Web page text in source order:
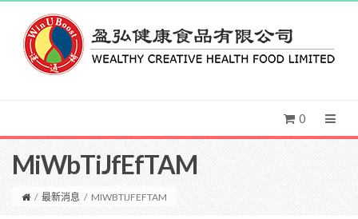
0
MiWbTiJfEfTAM
/ 最新消息 / MIWBTIJFEFTAM